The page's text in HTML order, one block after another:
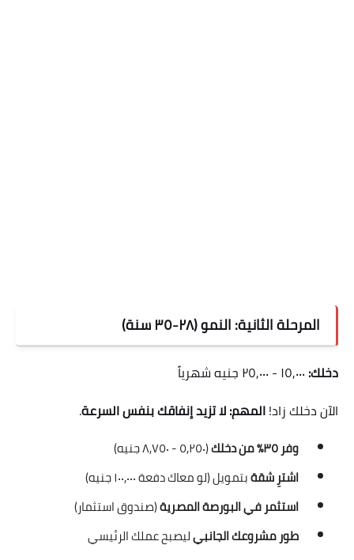
المرحلة الثانية: النمو (٢٨-٣٥ سنة)
دخلك:
الآن دخلك زاد!المهم: لا تزيد إنفاقك بنفس السرعة.
وفر ٣٥٪ من دخلك
(٥,٢٥٠ - ٨,٧٥٠ جنيه)
اشترِ شقةبتمويل (لو معاك دفعة ١٠٠,٠٠٠ جنيه)
استثمر في البورصة المصرية(صندوق استثمار)
طور مشروعك الجانبيليصبح عملك الرئيسي